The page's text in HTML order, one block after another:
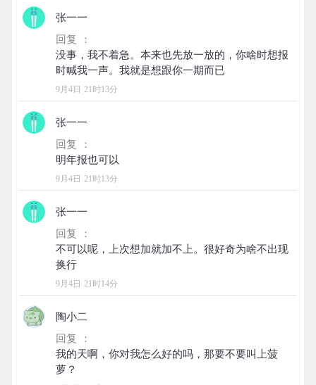
张一一
回复 ：
没事，我不着急。本来也先放一放的，你啥时想报
9月4日 21时13分
张一一
回复 ：
9月4日 21时13分
张一一
回复 ：
不可以呢，上次想加就加不上。很好奇为啥不出现
9月4日 21时14分
陶小二
回复 ：
我的天啊，你对我怎么好的吗，那要不要叫上菠